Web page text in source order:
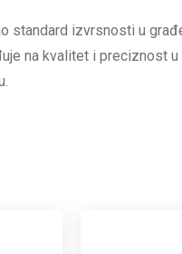
standard izvrsnosti u
na kvalitet i preciznost u